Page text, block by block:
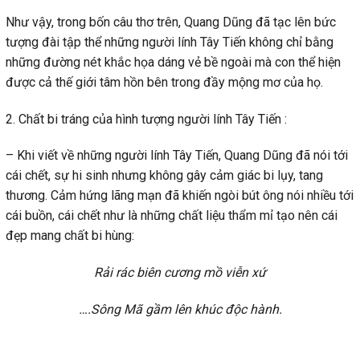
Như vậy, trong bốn câu thơ trên, Quang Dũng đã tạc lên bức
tượng đài tập thể những người lính Tây Tiến không chỉ bằng
những đường nét khắc họa dáng vẻ bề ngoài mà con thể hiện
được cả thế giới tâm hồn bên trong đầy mộng mơ của họ.
2. Chất bi tráng của hình tượng người lính Tây Tiến :
– Khi viết về những người lính Tây Tiến, Quang Dũng đã nói tới
cái chết, sự hi sinh nhưng không gây cảm giác bi lụy, tang
thương. Cảm hứng lãng mạn đã khiến ngòi bút ông nói nhiều tới
cái buồn, cái chết như là những chất liệu thẩm mỉ tạo nên cái
đẹp mang chất bi hùng:
Rải rác biên cương mồ viễn xứ
….Sông Mã gầm lên khúc độc hành.